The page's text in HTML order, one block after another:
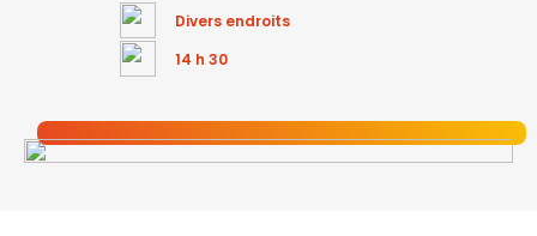
Divers endroits
14 h 30